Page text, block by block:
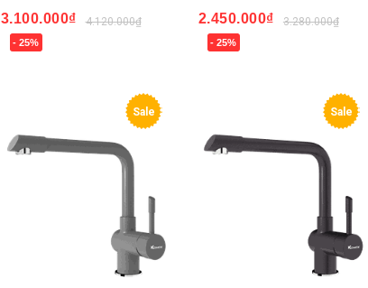
3.100.000₫ 4.120.000₫
- 25%
Mua ngay
2.450.000₫ 3.280.000₫
- 25%
Mua ngay
Sale Sale